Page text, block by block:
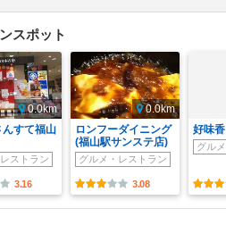
スポット
0.0km
んすて福山
ストラン
3.16
0.0km
ロンフーダイニング
(福山駅サンステ店)
グルメ・レストラン
3.08
好味
グル